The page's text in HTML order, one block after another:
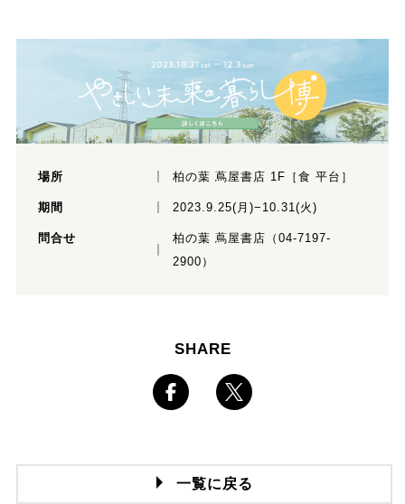
場所 柏の葉 蔦屋書店 1F［食 平台］
期間 2023.9.25(月)−10.31(火)
問合せ
柏の葉 蔦屋書店（04-7197-
2900）
SHARE
一覧に戻る